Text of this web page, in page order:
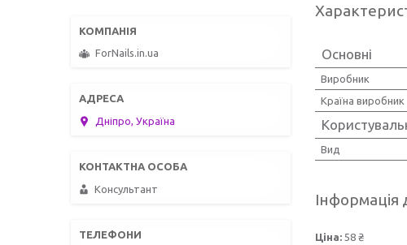
Основні
Виробник
Країна виробник
Вид
Інформація
Ціна: 58 ₴
ForNails.in.ua
Дніпро, Україна
Консультант